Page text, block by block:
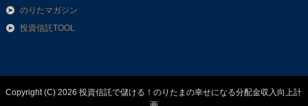
のりたマガジン
投資信託TOOL
Copyright (C) 2026 投資信託で儲ける！のりたまの幸せになる分配金収入向上計